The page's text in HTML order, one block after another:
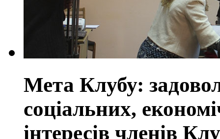
Мета Клубу:
соціальних,
інтересів членів